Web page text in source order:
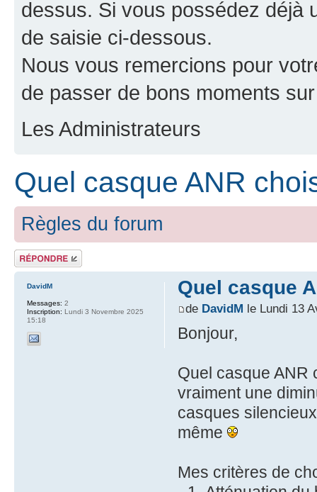
dessus. Si vous possédez déjà
de saisie ci-dessous.
Nous vous remercions pour
de passer de bons moments
Les Administrateurs
Quel casque ANR
Règles du forum
Répondre
Quel casque
de DavidM le Lundi 13
Bonjour,
Quel casque ANR
vraiment une
casques
même
Mes critères de
DavidM
Messages: 2
Inscription: Lundi 3 Novembre 2025
15:18